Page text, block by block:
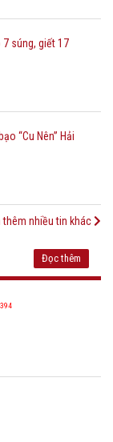
7 súng, giết 17
“Cu Nên” Hải
thêm nhiều tin khác
Đọc thêm